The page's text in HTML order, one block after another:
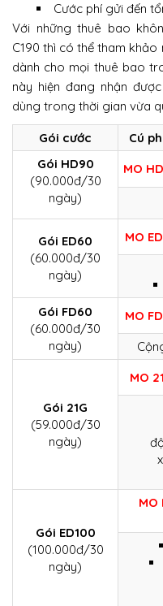
Cước phí gửi đến
Với những thuê bao
C190 thì có thể tham
dành cho mọi thuê bao
này hiện đang nhận
dùng trong thời gian vừa
Gói cước Cú
Gói HD90
(90.000đ/30
ngày)
MO
Gói ED60
(60.000đ/30
ngày)
MO
Gói FD60
(60.000đ/30
ngày)
MO
Gói 21G
(59.000đ/30
ngày)
MO
Gói ED100
(100.000đ/30
ngày)
MO